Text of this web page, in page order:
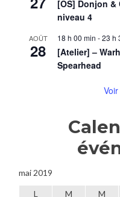
[OS] Donjon
niveau 4
AOÛT
28
18 h 00 min -23 h
[Atelier] –
Spearhead
mai 2019
L M M